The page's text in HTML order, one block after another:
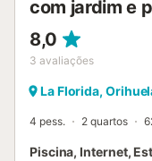
com jardim e
8,0
3 avaliações
La Florida,
4 pess. 2 quartos
Piscina, Internet,